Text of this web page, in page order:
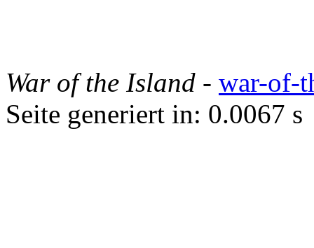
War of the Island - war-of-
Seite generiert in: 0.0067 s